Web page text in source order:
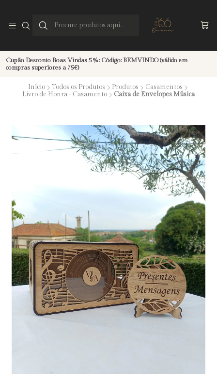
Cupão Desconto Boas Vindas 5%: Código: BEMVINDO (válido em
compras superiores a 75€)
Início Todos os Produtos Produtos
Casamentos
Livro de Honra - Casamento
Caixa de Envelopes Música